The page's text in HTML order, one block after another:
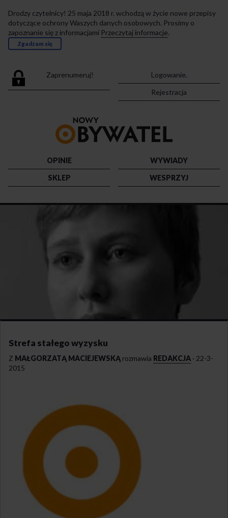
Drodzy czytelnicy! 25 maja 2018 r. wchodzą w życie nowe przepisy
dotyczące ochrony Waszych danych osobowych. Prosimy o
zapoznanie się z informacjami Przeczytaj informacje.
Zgadzam się
Zaprenumeruj!
Logowanie.
Rejestracja
strony
OPINIE
WYWIADY
SKLEP
WESPRZYJ
Strefa stałego wyzysku
Z MAŁGORZATĄ MACIEJEWSKĄ rozmawia REDAKCJA · 22-3-
2015